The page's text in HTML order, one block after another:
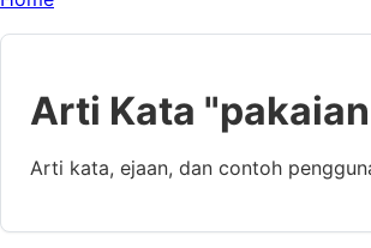
Arti Kata
Arti kata, ejaan, dan contoh